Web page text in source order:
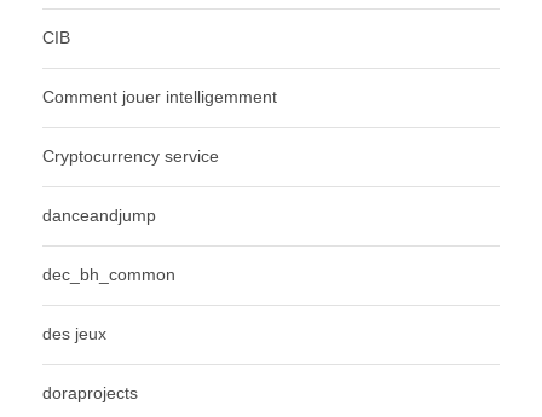
CIB
Comment jouer intelligemment
Cryptocurrency service
danceandjump
dec_bh_common
des jeux
doraprojects